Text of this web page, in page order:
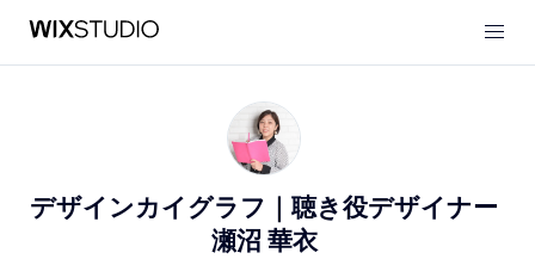
デザインカイグラフ｜聴き役デザイナー
瀬沼 華衣